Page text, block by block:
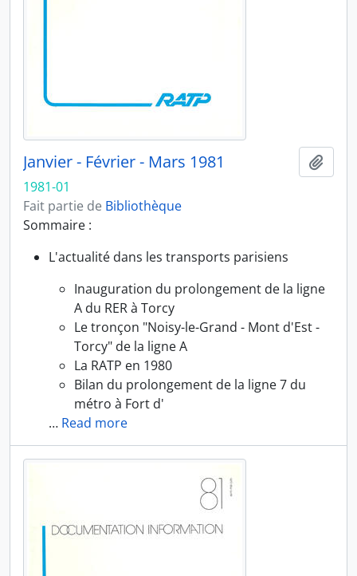
Janvier - Février - Mars 1981
1981-01
Fait partie de Bibliothèque
Sommaire :
L'actualité dans les transports parisiens
Inauguration du prolongement de la ligne
A du RER à Torcy
Le tronçon "Noisy-le-Grand - Mont d'Est -
Torcy" de la ligne A
La RATP en 1980
Bilan du prolongement de la ligne 7 du
métro à Fort d'
… Read more